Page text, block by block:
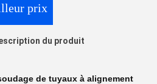
prix
du produit
de tuyaux à alignement